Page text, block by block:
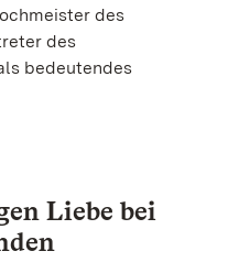
des
des
bedeutendes
Liebe bei